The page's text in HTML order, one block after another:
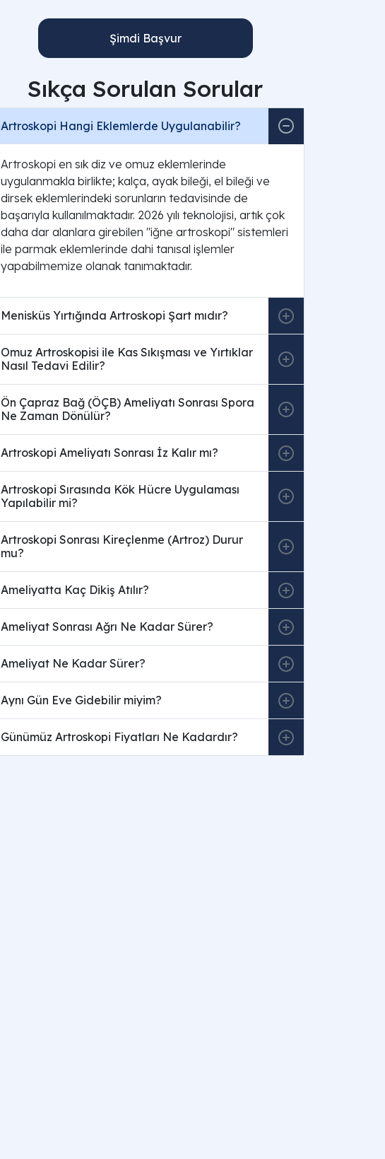
Şimdi Başvur
Sıkça Sorulan Sorular
Artroskopi Hangi Eklemlerde Uygulanabilir?
Artroskopi en sık diz ve omuz eklemlerinde
uygulanmakla birlikte; kalça, ayak bileği, el bileği ve
dirsek eklemlerindeki sorunların tedavisinde de
başarıyla kullanılmaktadır. 2026 yılı teknolojisi, artık çok
daha dar alanlara girebilen "iğne artroskopi" sistemleri
ile parmak eklemlerinde dahi tanısal işlemler
yapabilmemize olanak tanımaktadır.
Menisküs Yırtığında Artroskopi Şart mıdır?
Omuz Artroskopisi ile Kas Sıkışması ve Yırtıklar
Nasıl Tedavi Edilir?
Ön Çapraz Bağ (ÖÇB) Ameliyatı Sonrası Spora
Ne Zaman Dönülür?
Artroskopi Ameliyatı Sonrası İz Kalır mı?
Artroskopi Sırasında Kök Hücre Uygulaması
Yapılabilir mi?
Artroskopi Sonrası Kireçlenme (Artroz) Durur
mu?
Ameliyatta Kaç Dikiş Atılır?
Ameliyat Sonrası Ağrı Ne Kadar Sürer?
Ameliyat Ne Kadar Sürer?
Aynı Gün Eve Gidebilir miyim?
Günümüz Artroskopi Fiyatları Ne Kadardır?